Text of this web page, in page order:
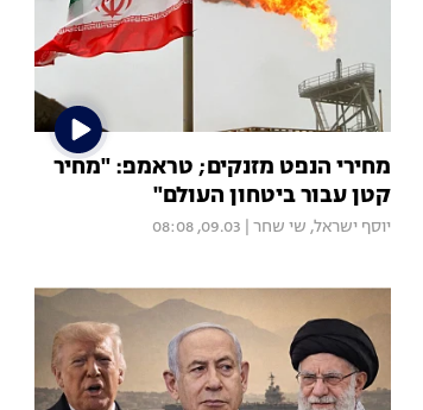
מחירי הנפט מזנקים; טראמפ: "מחיר
קטן עבור ביטחון העולם"
יוסף ישראל, שי שחר 09.03, 08:08